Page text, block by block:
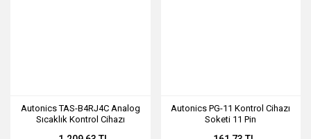
Autonics TAS-B4RJ4C Analog
Sıcaklık Kontrol Cihazı
Autonics PG-11 Kontrol Cihazı
Soketi 11 Pin